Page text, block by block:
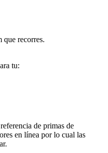
que recorres.
tu:
de primas de
en línea por lo cual las